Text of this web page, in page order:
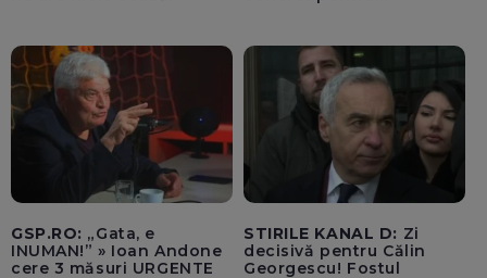
provocate de seceta
severă și de debitele
extrem de scăzute ale
Dunării
GSP.RO: „Gata, e
INUMAN!” » Ioan Andone
cere 3 măsuri URGENTE
STIRILE KANAL D: Zi
decisivă pentru Călin
Georgescu! Fostul